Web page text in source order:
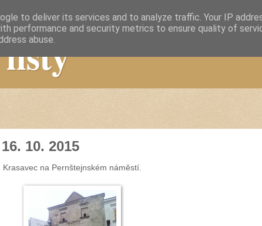
10. 2015
Krasavec na Pernštejnském náměstí.
to deliver its services and to analyze traffic. Your IP
performance and security metrics to ensure quality of
abuse.